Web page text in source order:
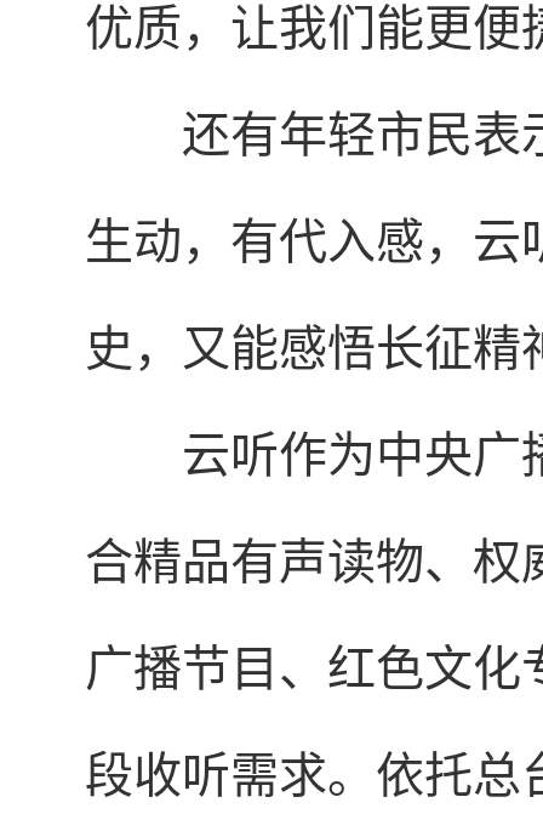
优质，让我们能更便
还有年轻市民表
生动，有代入感，
史，又能感悟长征
云听作为中央广
合精品有声读物、权
广播节目、红色文
段收听需求。依托总